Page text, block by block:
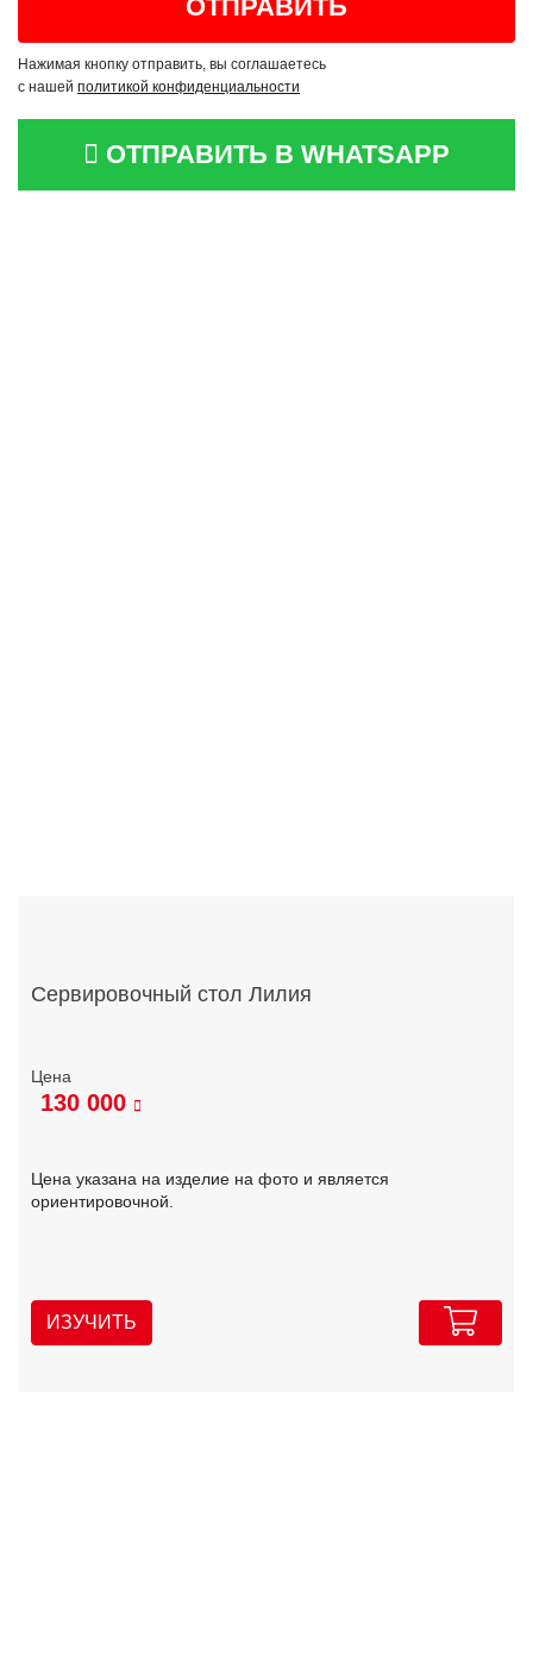
Нажимая кнопку отправить, вы соглашаетесь
с нашей политикой конфиденциальности
ОТПРАВИТЬ В WHATSAPP
Сервировочный стол Лилия
130 000
Цена указана на изделие на фото и является
ориентировочной.
ИЗУЧИТЬ